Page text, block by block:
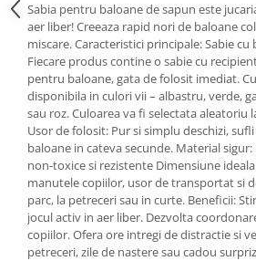
Sabia pentru baloane de sapun este
aer liber! Creeaza rapid nori de baloane
miscare. Caracteristici principale: Sabie cu
Fiecare produs contine o sabie cu
pentru baloane, gata de folosit imediat.
disponibila in culori vii – albastru, verde,
sau roz. Culoarea va fi selectata aleatoriu
Usor de folosit: Pur si simplu deschizi,
baloane in cateva secunde. Material
non-toxice si rezistente Dimensiune
manutele copiilor, usor de transportat si
parc, la petreceri sau in curte. Beneficii:
jocul activ in aer liber. Dezvolta
copiilor. Ofera ore intregi de distractie si
petreceri, zile de nastere sau cadou